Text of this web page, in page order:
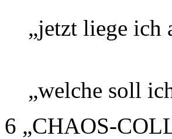
„jetzt liege ich
„welche soll
6 „CHAOS-